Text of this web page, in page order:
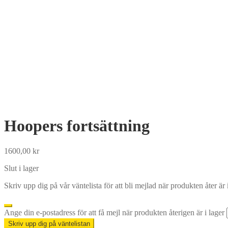
Hoopers fortsättning
1600,00 kr
Slut i lager
Skriv upp dig på vår väntelista för att bli mejlad när produkten åter är
Dismiss
notification
Ange din e-postadress för att få mejl när produkten återigen är i lager
Skriv upp dig på väntelistan